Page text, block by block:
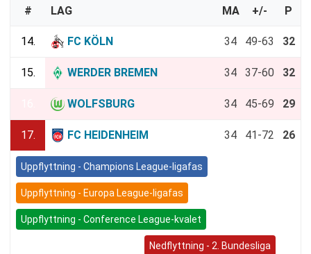
# LAG MA +/- P
14. FC KÖLN 34 49-63 32
15. WERDER BREMEN 34 37-60 32
WOLFSBURG 34 45-69 29
17. FC HEIDENHEIM 34 41-72 26
Uppflyttning - Champions League-ligafas
Uppflyttning - Europa League-ligafas
Uppflyttning - Conference League-kvalet
Nedflyttning - 2. Bundesliga